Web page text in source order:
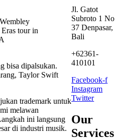
tour in
bisa dipalsukan.
Taylor Swift
trademark untuk
melawan
ini langsung
di industri musik.
Jl. Gatot
Subroto 1 No
37 Denpasar,
Bali
+62361-
410101
Facebook-f
Instagram
Twitter
Our
Services